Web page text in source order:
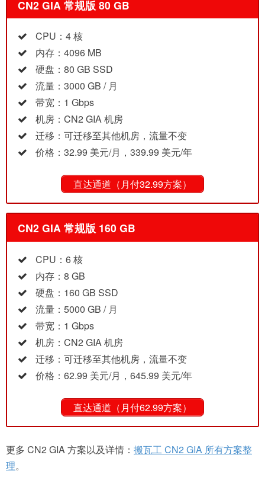
CN2 GIA 常规版 80 GB
CPU：4 核
内存：4096 MB
硬盘：80 GB SSD
流量：3000 GB / 月
带宽：1 Gbps
机房：CN2 GIA 机房
迁移：可迁移至其他机房，流量不变
价格：32.99 美元/月，339.99 美元/年
直达通道（月付32.99方案）
CN2 GIA 常规版 160 GB
CPU：6 核
内存：8 GB
硬盘：160 GB SSD
流量：5000 GB / 月
带宽：1 Gbps
机房：CN2 GIA 机房
迁移：可迁移至其他机房，流量不变
价格：62.99 美元/月，645.99 美元/年
直达通道（月付62.99方案）
更多 CN2 GIA 方案以及详情： 搬瓦工 CN2 GIA 所有方案整
理。